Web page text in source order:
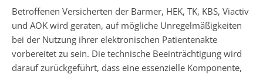
Betroffenen Versicherten der Barmer, HEK, TK, KBS, Viactiv
und AOK wird geraten, auf mögliche Unregelmäßigkeiten
bei der Nutzung ihrer elektronischen Patientenakte
vorbereitet zu sein. Die technische Beeinträchtigung wird
darauf zurückgeführt, dass eine essenzielle Komponente,